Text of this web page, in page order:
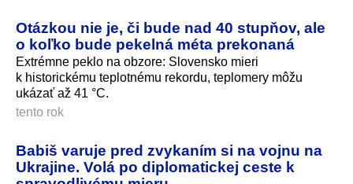
Otázkou nie je, či bude nad 40 stupňov, ale
o koľko bude pekelná méta prekonaná
Extrémne peklo na obzore: Slovensko mieri
k historickému teplotnému rekordu, teplomery môžu
ukázať až 41 °C.
tento rok
Babiš varuje pred zvykaním si na vojnu na
Ukrajine. Volá po diplomatickej ceste k